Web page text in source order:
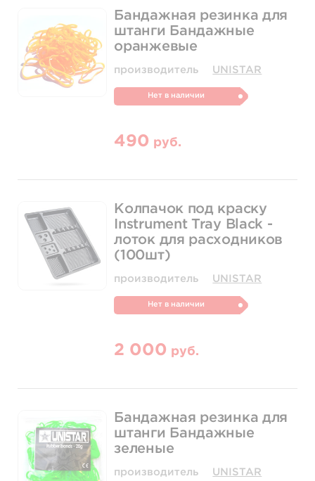
Бандажная резинка для
штанги Бандажные
оранжевые
производитель UNISTAR
Нет в наличии
490 руб.
Колпачок под краску
Instrument Tray Black -
лоток для расходников
(100шт)
производитель UNISTAR
Нет в наличии
2 000 руб.
Бандажная резинка для
штанги Бандажные
зеленые
производитель UNISTAR